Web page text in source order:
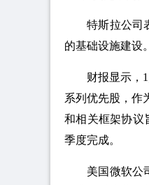
特斯拉公司
的基础设施建设。
财报显示，
系列优先股，作
和相关框架协议
季度完成。
美国微软公